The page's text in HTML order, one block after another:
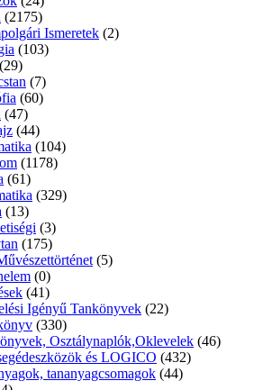
(2175)
Ismeretek (2)
(103)
(29)
(7)
(60)
(47)
(44)
(104)
(1178)
(61)
(329)
(13)
(3)
(175)
(5)
(0)
(41)
Igényű Tankönyvek (22)
(330)
Osztálynaplók,Oklevelek (46)
és LOGICO (432)
tananyagcsomagok (44)